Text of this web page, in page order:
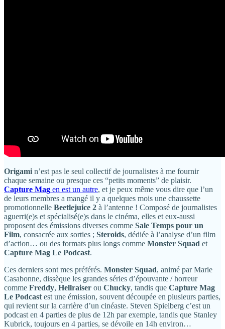
Origami n’est pas le seul collectif de journalistes à me fournir
chaque semaine ou presque ces “petits moments” de plaisir.
Capture Mag en est un autre, et je peux même vous dire que l’un
de leurs membres a mangé il y a quelques mois une chaussette
promotionnelle Beetlejuice 2 à l’antenne ! Composé de journalistes
aguerri(e)s et spécialisé(e)s dans le cinéma, elles et eux-aussi
proposent des émissions diverses comme Sale Temps pour un
Film, consacrée aux sorties ; Steroids, dédiée à l’analyse d’un film
d’action… ou des formats plus longs comme Monster Squad et
Capture Mag Le Podcast.
Ces derniers sont mes préférés. Monster Squad, animé par Marie
Casabonne, dissèque les grandes séries d’épouvante / horreur
comme Freddy, Hellraiser ou Chucky, tandis que Capture Mag
Le Podcast est une émission, souvent découpée en plusieurs parties,
qui revient sur la carrière d’un cinéaste. Steven Spielberg c’est un
podcast en 4 parties de plus de 12h par exemple, tandis que Stanley
Kubrick, toujours en 4 parties, se dévoile en 14h environ…